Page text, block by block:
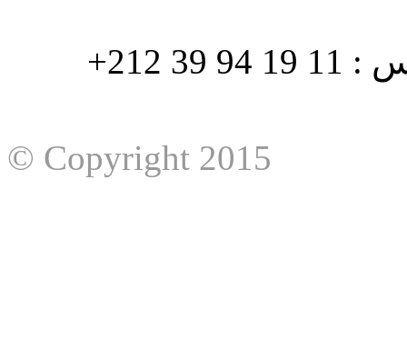
هاتف : 90/88 32 94 39 212+ فاكس : 11 19 94 39 212+
© Copyright 2015